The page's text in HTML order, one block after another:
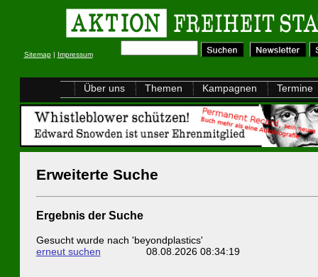
Sitemap| Impressum
Über uns Themen Kampagnen Termine
Erweiterte Suche
Ergebnis der Suche
Gesucht wurde nach 'beyondplastics'
erneut suchen 08.08.2026 08:34:19